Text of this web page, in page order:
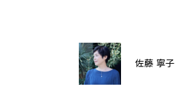
佐藤 寧子